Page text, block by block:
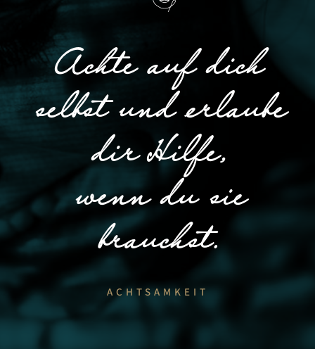
Achte auf dich
selbst und erlaube
dir Hilfe,
wenn du sie
brauchst.
ACHTSAMKEIT